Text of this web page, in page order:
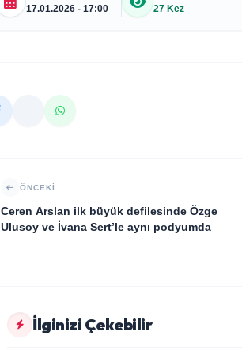
17.01.2026 - 17:00 27 Kez
ÖNCEKI
Ceren Arslan ilk büyük defilesinde Özge
Ulusoy ve İvana Sert’le aynı podyumda
İlginizi Çekebilir
MAGAZİN
Yonca Samlı ‘dan İkinci Tekli “Donacaksın
MAGAZİN